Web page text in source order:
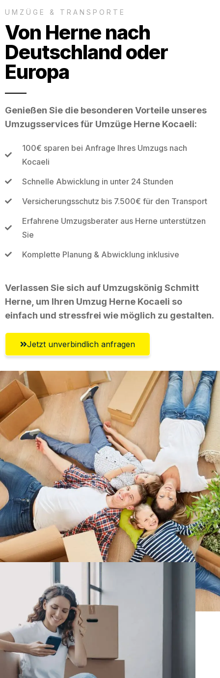
UMZÜGE & TRANSPORTE
Von Herne nach
Deutschland oder
Europa
Genießen Sie die besonderen Vorteile unseres
Umzugsservices für Umzüge Herne Kocaeli:
100€ sparen bei Anfrage Ihres Umzugs nach
Kocaeli
Schnelle Abwicklung in unter 24 Stunden
Versicherungsschutz bis 7.500€ für den Transport
Erfahrene Umzugsberater aus Herne unterstützen
Sie
Komplette Planung & Abwicklung inklusive
Verlassen Sie sich auf Umzugskönig Schmitt
Herne, um Ihren Umzug Herne Kocaeli so
einfach und stressfrei wie möglich zu gestalten.
Jetzt unverbindlich anfragen